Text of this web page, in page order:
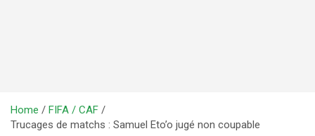
Home
FIFA / CAF
Trucages de matchs : Samuel Eto’o jugé non coupable